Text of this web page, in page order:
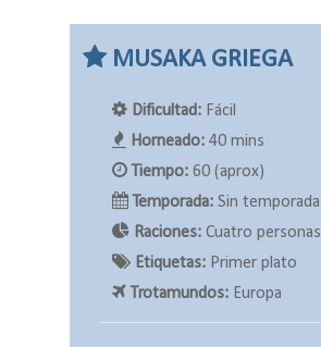
MUSAKA GRIEGA
Dificultad: Fácil
Horneado: 40 mins
Tiempo: 60 (aprox)
Temporada: Sin temporada
Raciones: Cuatro personas
Etiquetas: Primer plato
Trotamundos: Europa